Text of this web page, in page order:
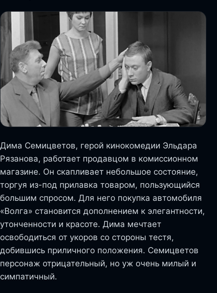
Дима Семицветов, герой кинокомедии Эльдара
Рязанова, работает продавцом в комиссионном
магазине. Он скапливает небольшое состояние,
торгуя из-под прилавка товаром, пользующийся
большим спросом. Для него покупка автомобиля
«Волга» становится дополнением к элегантности,
утонченности и красоте. Дима мечтает
освободиться от укоров со стороны тестя,
добившись приличного положения. Семицветов
персонаж отрицательный, но уж очень милый и
симпатичный.